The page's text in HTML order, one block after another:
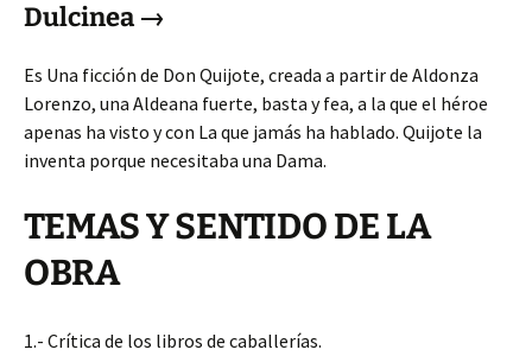
Dulcinea →
Es Una ficción de Don Quijote, creada a partir de Aldonza
Lorenzo, una Aldeana fuerte, basta y fea, a la que el héroe
apenas ha visto y con La que jamás ha hablado. Quijote la
inventa porque necesitaba una Dama.
TEMAS Y SENTIDO DE LA
OBRA
1.- Crítica de los libros de caballerías.